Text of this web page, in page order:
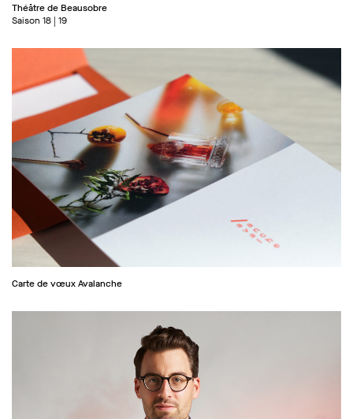
Théâtre de Beausobre
Saison 18 | 19
Carte de vœux Avalanche